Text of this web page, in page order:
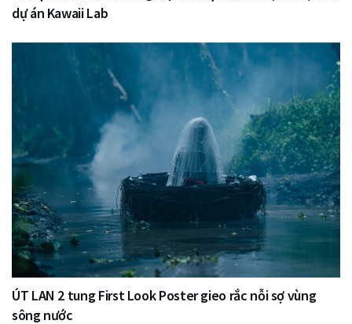
dự án Kawaii Lab
ÚT LAN 2 tung First Look Poster gieo rắc nỗi sợ vùng
sông nước